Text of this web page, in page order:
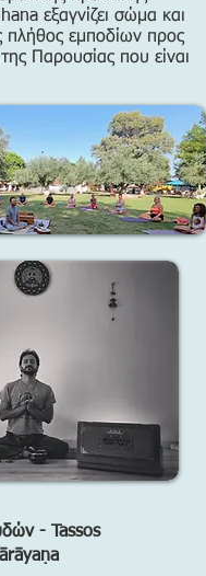
εξαγνίζει σώμα και
πλήθος εμποδίων προς
Παρουσίας που είναι
- Tassos